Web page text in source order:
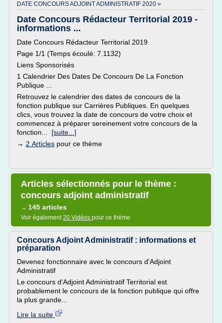
DATE CONCOURS ADJOINT ADMINISTRATIF 2020 »
Date Concours Rédacteur Territorial 2019 -
informations ...
Date Concours Rédacteur Territorial 2019
Page 1/1 (Temps écoulé: 7.1132)
Liens Sponsorisés
1 Calendrier Des Dates De Concours De La Fonction
Publique ...
Retrouvez le calendrier des dates de concours de la
fonction publique sur Carrières Publiques. En quelques
clics, vous trouvez la date de concours de votre choix et
commencez à préparer sereinement votre concours de la
fonction... [suite...]
→ 2 Articles pour ce thème
Articles sélectionnés pour le thème :
concours adjoint administratif
→ 145 articles
Voir également20 Vidéos pour ce thème
Concours Adjoint Administratif : informations et
préparation
Devenez fonctionnaire avec le concours d'Adjoint
Administratif
Le concours d'Adjoint Administratif Territorial est
probablement le concours de la fonction publique qui offre
la plus grande...
Lire la suite